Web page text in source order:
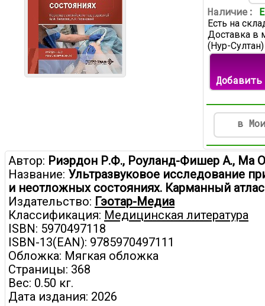
Наличие:
Есть на
Доставка в
(Нур-
в
Автор: Риэрдон Р.Ф., Роуланд-Фишер А., Ма
Название: Ультразвуковое исследование
и неотложных состояниях. Карманный
Издательство: Гэотар-Медиа
Классификация: Медицинская литература
ISBN: 5970497118
ISBN-13(EAN): 9785970497111
Обложка: Мягкая обложка
Страницы: 368
Вес: 0.50 кг.
Дата издания: 2026